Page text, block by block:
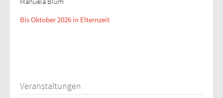
Bis Oktober 2026 in Elternzeit
Veranstaltungen